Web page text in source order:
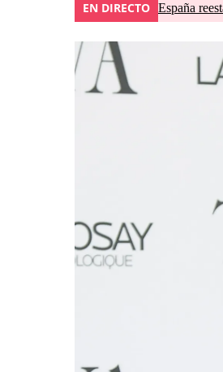
EN DIRECTO España